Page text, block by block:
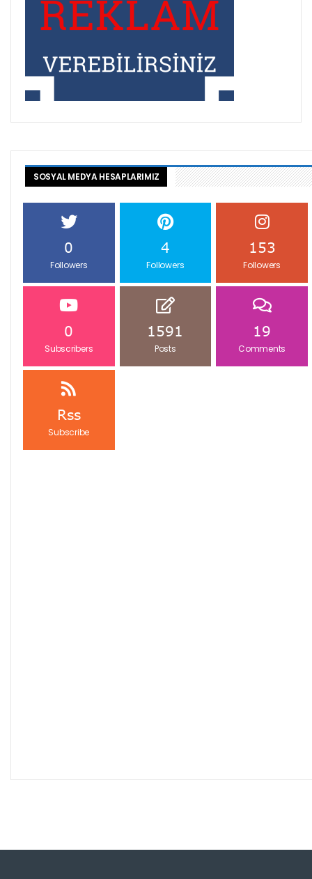
SOSYAL MEDYA HESAPLARIMIZ
0
Followers
4
Followers
153
Followers
0
Subscribers
1591
Posts
19
Comments
Rss
Subscribe